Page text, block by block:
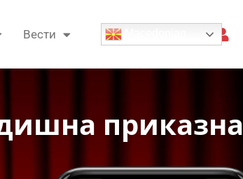
Вести
приказна